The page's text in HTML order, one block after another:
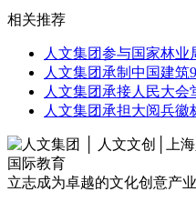
相关推荐
人文集团参与国家林业
人文集团承制中国建筑
人文集团承接人民大会
人文集团承担大阅兵徽
立志成为卓越的文化创意产